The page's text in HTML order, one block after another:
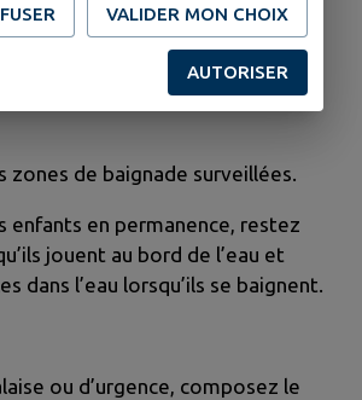
marées, courants... les
être nombreux.
zones de baignade surveillées.
enfants en permanence, restez
jouent au bord de l’eau et
dans l’eau lorsqu’ils se baignent.
ou d’urgence, composez le
VALIDER MON CHOIX
AUTORISER